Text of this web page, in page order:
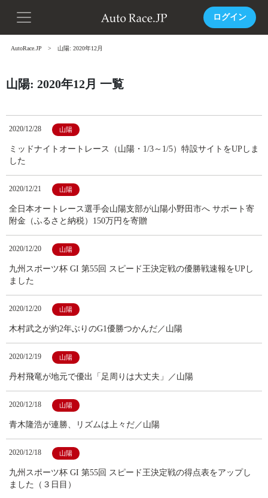
ログイン
AutoRace.JP 山陽: 2020年12月
山陽: 2020年12月 一覧
2020/12/28 山陽
ミッドナイトオートレース（山陽・1/3～1/5）特設サイトをUPしま
した
2020/12/21 山陽
全日本オートレース選手会山陽支部が山陽小野田市へ サポート寄
附金（ふるさと納税）150万円を寄贈
2020/12/20 山陽
九州スポーツ杯 GI 第55回 スピード王決定戦の優勝戦速報をUPし
ました
2020/12/20 山陽
木村武之が約2年ぶりのG1優勝つかんだ／山陽
2020/12/19 山陽
丹村飛竜が地元で優出「足周りは大丈夫」／山陽
2020/12/18 山陽
青木隆浩が連勝、リズムは上々だ／山陽
2020/12/18 山陽
九州スポーツ杯 GI 第55回 スピード王決定戦の得点表をアップし
ました（３日目）